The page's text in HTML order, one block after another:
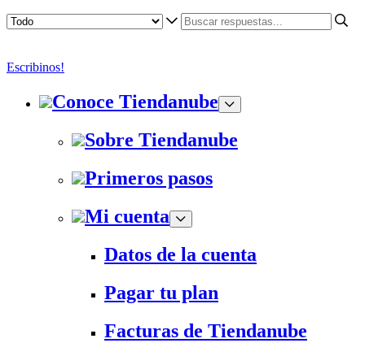
Escribinos!
Conoce Tiendanube
Sobre Tiendanube
Primeros pasos
Mi cuenta
Datos de la cuenta
Pagar tu plan
Facturas de Tiendanube